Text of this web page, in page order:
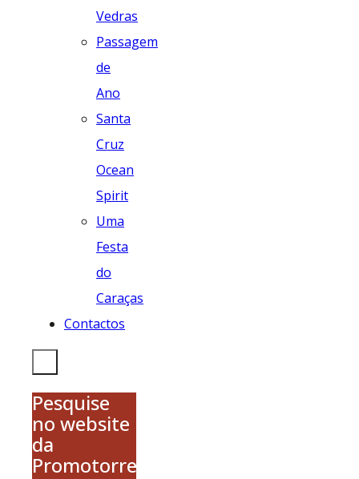
Vedras
Passagem
de
Ano
Santa
Cruz
Ocean
Spirit
Uma
Festa
do
Caraças
Contactos
Pesquise
no website
da
Promotorres